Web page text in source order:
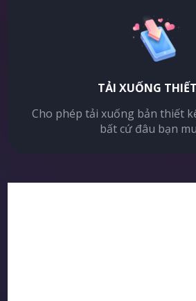
TẢI XUỐNG
Cho phép tải xuống bản thiết
bất cứ đâu bạn